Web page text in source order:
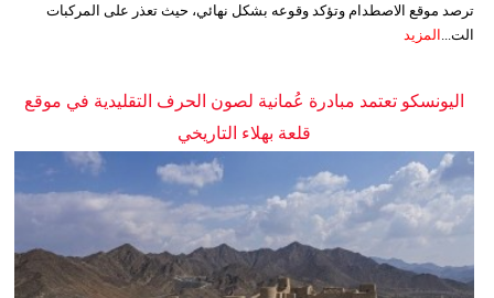
ترصد موقع الاصطدام وتؤكد وقوعه بشكل نهائي، حيث تعذر على المركبات
الت...
المزيد
اليونسكو تعتمد مبادرة عُمانية لصون الحرف التقليدية في موقع
قلعة بهلاء التاريخي